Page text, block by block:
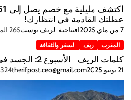
عطلتك القادمة في انتظارك!
7 من ماي 2025 افتتاحية الريف بوست265 المشاهدات
المغرب ريف السفر والثقافة
كلمات الريف - الأسبوع 2: الجسد في اللغة الأمازيغية
21 يونيو 2025 therifpost.ceo@gmail.com324 المشاهدات